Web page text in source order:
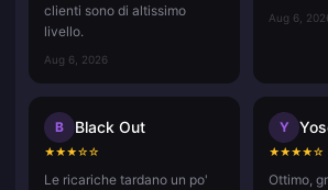
clienti sono di altissimo
livello.
Aug 6, 2026
Aug 6,
B Black Out
★★★☆☆
Le ricariche tardano un po'
Y
★★★★☆
Ottimo,